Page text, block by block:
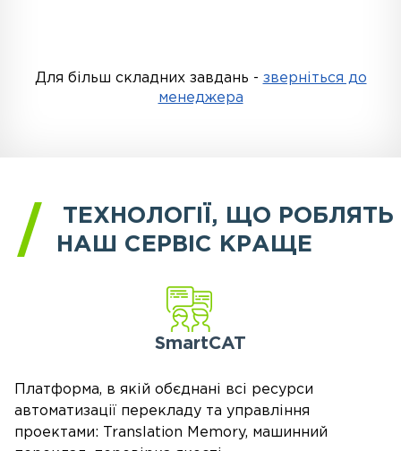
Для більш складних завдань - зверніться до
менеджера
ТЕХНОЛОГІЇ, ЩО РОБЛЯТЬ
НАШ СЕРВІС КРАЩЕ
SmartCAT
Платформа, в якій обєднані всі ресурси
автоматизації перекладу та управління
проектами: Translation Memory, машинний